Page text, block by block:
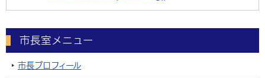
市長室メニュー
市長プロフィール